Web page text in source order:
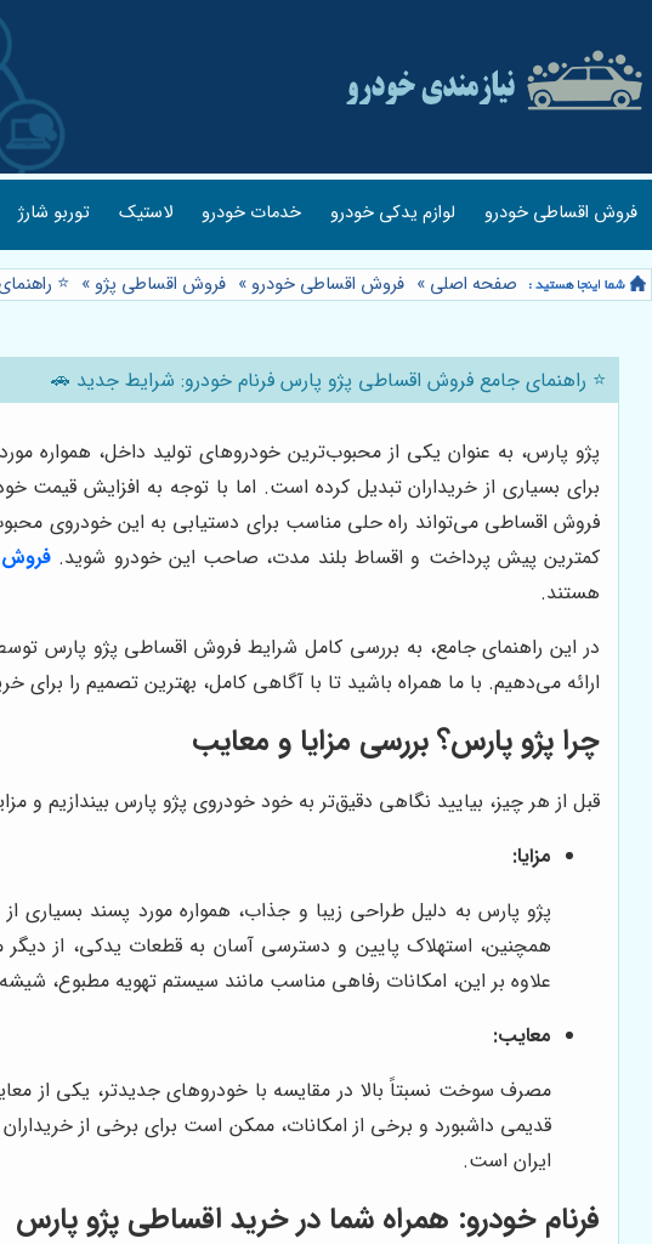
فروش اقساطی خودرو لوازم یدکی خودرو خدمات خودرو لاستیک توربو شارژ
صفحه اصلی » فروش اقساطی خودرو » فروش اقساطی پژو »
⭐️
⭐️ راهنمای جامع فروش اقساطی پژو پارس فرنام خودرو: شرایط جدید 🚗
پژو پارس، به عنوان یکی از محبوب‌ترین خودروهای تولید داخل، همواره
برای بسیاری از خریداران تبدیل کرده است. اما با توجه به افزایش قیمت
فروش اقساطی می‌تواند راه حلی مناسب برای دستیابی به این خودروی محبوب
کمترین پیش پرداخت و اقساط بلند مدت، صاحب این خودرو شوید. فروش
هستند.
در این راهنمای جامع، به بررسی کامل شرایط فروش اقساطی پژو پارس
ارائه می‌دهیم. با ما همراه باشید تا با آگاهی کامل، بهترین تصمیم را برای
چرا پژو پارس؟ بررسی مزایا و معایب
قبل از هر چیز، بیایید نگاهی دقیق‌تر به خود خودروی پژو پارس بیندازیم و
مزایا:
پژو پارس به دلیل طراحی زیبا و جذاب، همواره مورد پسند بسیاری
همچنین، استهلاک پایین و دسترسی آسان به قطعات یدکی، از دیگر
علاوه بر این، امکانات رفاهی مناسب مانند سیستم تهویه مطبوع،
معایب:
مصرف سوخت نسبتاً بالا در مقایسه با خودروهای جدیدتر، یکی
قدیمی داشبورد و برخی از امکانات، ممکن است برای برخی از
ایران است.
فرنام خودرو: همراه شما در خرید اقساطی پژو پارس